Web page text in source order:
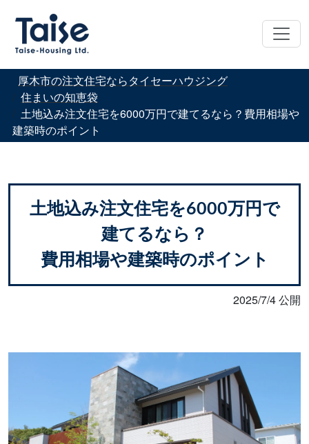
厚木市の注文住宅ならタイセーハウジング
住まいの知恵袋
土地込み注文住宅を6000万円で建てるなら？費用相場や
建築時のポイント
土地込み注文住宅を6000万円で
建てるなら？
費用相場や建築時のポイント
2025/7/4 公開